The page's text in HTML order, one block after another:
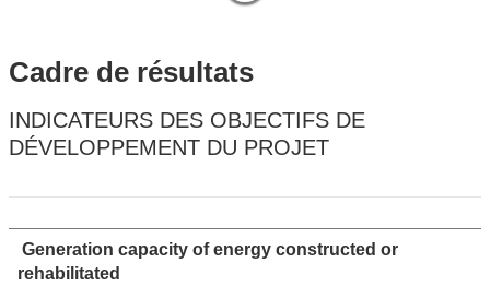
Cadre de résultats
INDICATEURS DES OBJECTIFS DE
DÉVELOPPEMENT DU PROJET
Generation capacity of energy constructed or
rehabilitated